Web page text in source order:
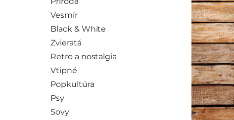
Vesmír
Black & White
Zvieratá
Retro a nostalgia
Vtipné
Popkultúra
Psy
Sovy